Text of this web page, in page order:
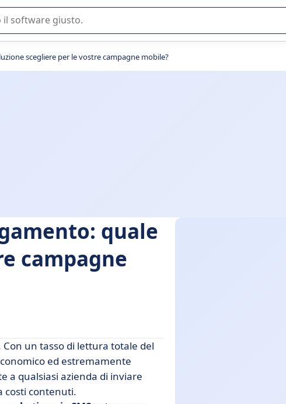
SaaS per la vostra azienda.
scegliere per le vostre campagne mobile?
quale
campagne
Con un tasso di lettura totale del
ed estremamente
a qualsiasi azienda di inviare
costi contenuti.